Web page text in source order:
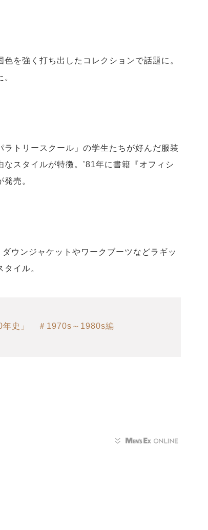
を強く打ち出したコレクションで話題に。
トリースクール」の学生たちが好んだ服装
スタイルが特徴。’81年に書籍『オフィシ
売。
ウンジャケットやワークブーツなどラギッ
イル。
年史」 ＃1970s～1980s編